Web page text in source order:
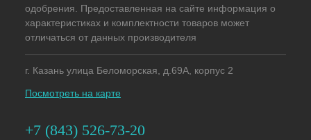
одобрения. Предоставленная на сайте информация о
характеристиках и комплектности товаров может
отличаться от данных производителя
г. Казань улица Беломорская, д.69А, корпус 2
Посмотреть на карте
+7 (843) 526-73-20